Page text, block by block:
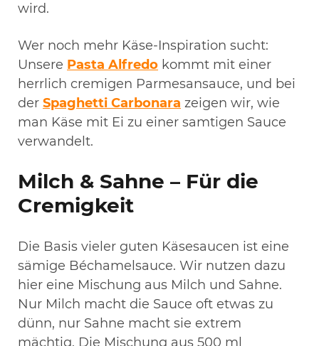
wird.
Wer noch mehr Käse-Inspiration sucht:
Unsere Pasta Alfredo kommt mit einer
herrlich cremigen Parmesansauce, und bei
der Spaghetti Carbonara zeigen wir, wie
man Käse mit Ei zu einer samtigen Sauce
verwandelt.
Milch & Sahne – Für die
Cremigkeit
Die Basis vieler guten Käsesaucen ist eine
sämige Béchamelsauce. Wir nutzen dazu
hier eine Mischung aus Milch und Sahne.
Nur Milch macht die Sauce oft etwas zu
dünn, nur Sahne macht sie extrem
mächtig. Die Mischung aus 500 ml